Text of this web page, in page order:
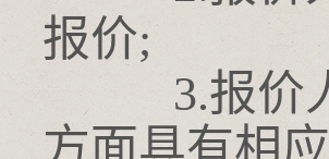
报价;
3.报价人